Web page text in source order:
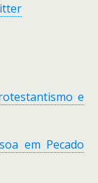
e
em Pecado